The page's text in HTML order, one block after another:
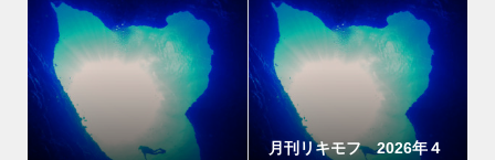
月刊リキモフ 2026年４